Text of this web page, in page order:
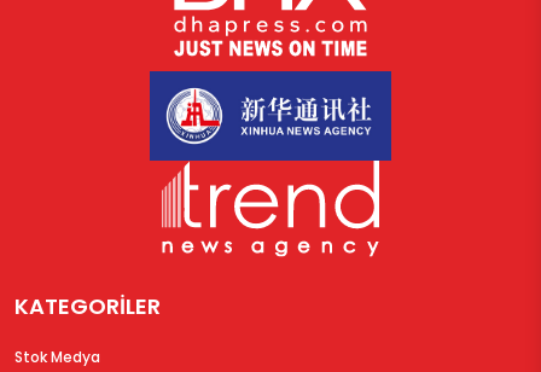
KATEGORİLER
Stok Medya